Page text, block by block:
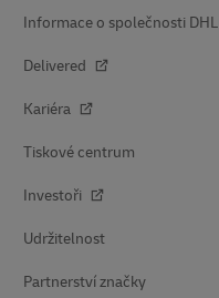
Informace o společnosti DHL
Delivered
Kariéra
Tiskové centrum
Investoři
Udržitelnost
Partnerství značky